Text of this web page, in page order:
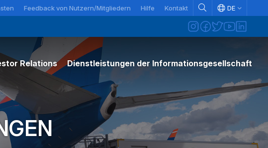
Feedback von Nutzern/Mitgliedern Hilfe Kontakt DE
Relations Dienstleistungen der Informationsgesellschaft